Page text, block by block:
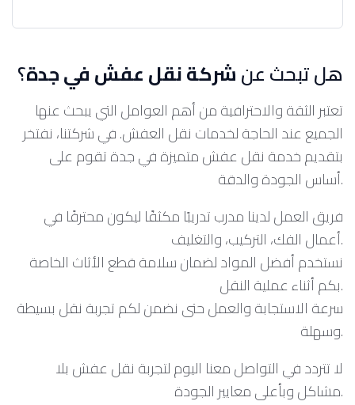
هل تبحث عنشركة نقل عفش في جدة؟
تعتبر الثقة والاحترافية من أهم العوامل التي يبحث عنها
الجميع عند الحاجة لخدمات نقل العفش. في شركتنا، نفتخر
بتقديم خدمة نقل عفش متميزة في جدة تقوم على
أساس الجودة والدقة.
أعمال الفك، التركيب، والتغليف.
نستخدم أفضل المواد لضمان سلامة قطع الأثاث الخاصة
بكم أثناء عملية النقل.
سرعة الاستجابة والعمل حتى نضمن لكم تجربة نقل بسيطة
وسهلة.
لا تتردد في التواصل معنا اليوم لتجربة نقل عفش بلا
مشاكل وبأعلى معايير الجودة.